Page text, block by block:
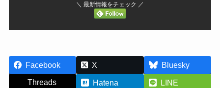
＼ 最新情報をチェック ／
Facebook X
Bluesky
Threads
Hatena LINE